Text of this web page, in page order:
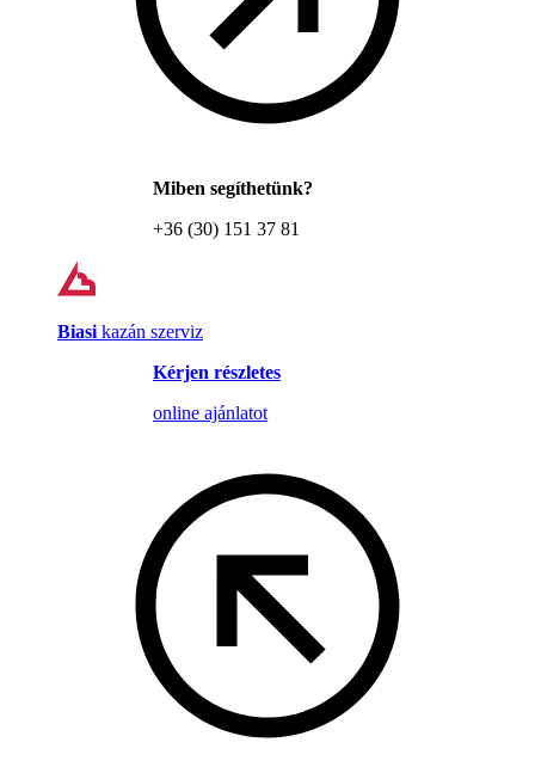
Miben segíthetünk?
+36 (30) 151 37 81
Biasi kazán szerviz
Kérjen részletes
online ajánlatot